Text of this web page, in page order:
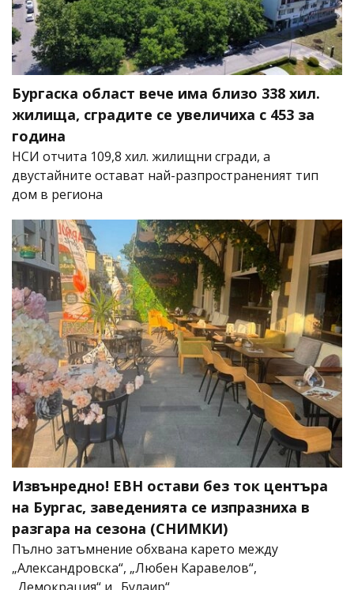
Бургаска област вече има близо 338 хил.
жилища, сградите се увеличиха с 453 за
година
НСИ отчита 109,8 хил. жилищни сгради, а
двустайните остават най-разпространеният тип
дом в региона
Извънредно! ЕВН остави без ток центъра
на Бургас, заведенията се изпразниха в
разгара на сезона (СНИМКИ)
Пълно затъмнение обхвана карето между
„Александровска“, „Любен Каравелов“,